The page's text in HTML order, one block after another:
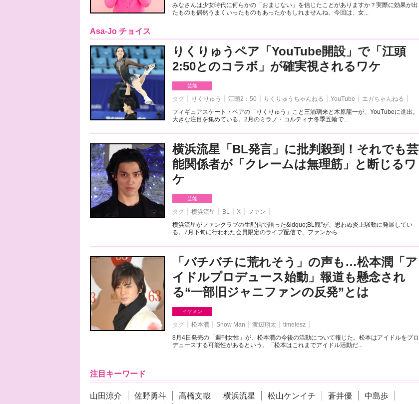
みなさんは少女時代に何らかの「おまじない」を信じたことがありますか？実際に効果が出
たものも偶然うまくいったものもあったかもしれませんね。今回は、女...
Asa-Jo チョイス
りくりゅうペア「YouTube開設」で「江頭
2:50とのコラボ」が確実視されるワケ
芸能
タグ りくりゅう 江頭2：50 りくりゅうちゃんねる YouTube
エガちゃんねる
フィギュアスケート・ペアの「りくりゅう」こと三浦璃来と木原龍一が、YouTubeに進出。
大きな注目を集めている。2月のミラノ・コルティナ冬季五輪で...
横浜流星「BL発言」に批判殺到！それでも芸
能関係者が「クレームは無理筋」と断じるワ
ケ
芸能
タグ 横浜流星 BL X
ファン
横浜流星がファンクラブの生配信で語った&ldquo;BL観”が、思わぬ炎上騒動に発展してい
る。7月下旬に行われた会員限定のライブ配信で、ファンから...
「バチバチに荒れそう」の声も…松本潤「ア
イドルプロデュース始動」報道も懸念され
る“一部旧ジャニファンの反発”とは
イケメン
タグ 松本潤 Snow Man 渡辺翔太
timelesz
8月4日発売の「週刊女性」が、松本潤の今後の活動について報じた。松本はアイドルをプロ
デュースする可能性があるという。「松本はこれまでアイドル活動だ...
注目キーワード
山田涼介 佐野勇斗 高橋文哉 横浜流星 松山ケンイチ 蒼井優
中島歩